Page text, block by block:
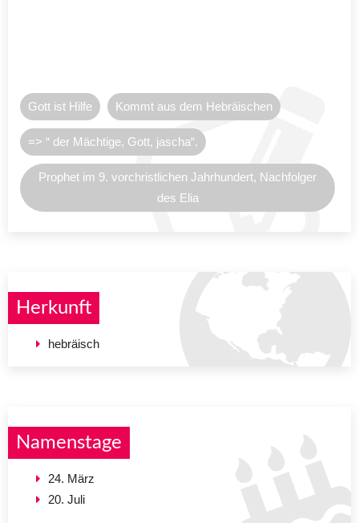
Gott ist Hilfe Kommt aus dem Hebräischen
=> “ der Mächtige, Gott, jascha“.
Prophet im 9. vorchristlichen Jahrhundert, Nachfolger
des Elia
Herkunft
hebräisch
Namenstage
24. März
20. Juli